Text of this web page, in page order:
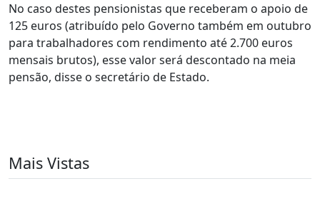
No caso destes pensionistas que receberam o apoio de
125 euros (atribuído pelo Governo também em outubro
para trabalhadores com rendimento até 2.700 euros
mensais brutos), esse valor será descontado na meia
pensão, disse o secretário de Estado.
Mais Vistas